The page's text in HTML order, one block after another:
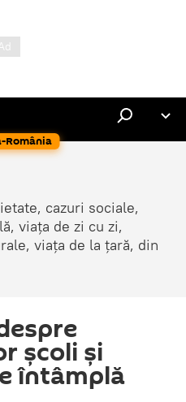
România
cazuri sociale,
viața de zi cu zi,
viața de la țară, din
școli și
întâmplă